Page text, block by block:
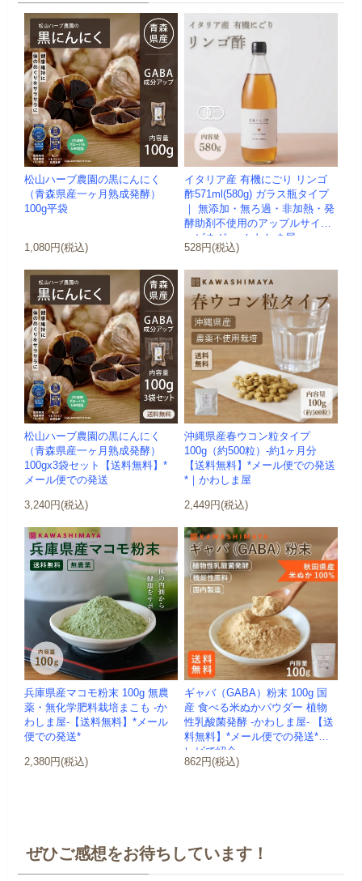
松山ハーブ農園の黒にんにく
（青森県産一ヶ月熟成発酵）
100g平袋
1,080円(税込)
イタリア産 有機にごり リンゴ
酢571ml(580g) ガラス瓶タイプ
｜ 無添加・無ろ過・非加熱・発
酵助剤不使用のアップルサイダ
ービネガー -かわしま屋-
528円(税込)
松山ハーブ農園の黒にんにく
（青森県産一ヶ月熟成発酵）
100gx3袋セット【送料無料】*
メール便での発送
3,240円(税込)
沖縄県産春ウコン粒タイプ
100g（約500粒）-約1ヶ月分
【送料無料】*メール便での発送
*｜かわしま屋
2,449円(税込)
兵庫県産マコモ粉末 100g 無農
薬・無化学肥料栽培まこも -か
わしま屋-【送料無料】*メール
便での発送*
2,380円(税込)
ギャバ（GABA）粉末 100g 国
産 食べる米ぬかパウダー 植物
性乳酸菌発酵 -かわしま屋- 【送
料無料】*メール便での発送*テ
レビで紹介
862円(税込)
ぜひご感想をお待ちしています！